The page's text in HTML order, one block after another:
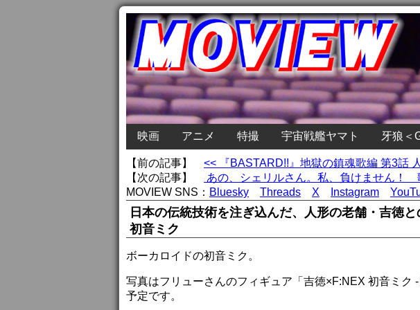
映画 アニメ 特撮 宇宙戦艦ヤマト 牙狼＜
【前の記事】 << 『BASTARD!!』地獄の鎮魂歌編 第3話
【次の記事】
あの、シェリルさん。私、負けません
MOVIEW SNS： Bluesky Threads X Instagram
日本の伝統技術を注ぎ込んだ、人形の老舗・吉徳
初音ミク
ボーカロイドの初音ミク。
写真はフリューさんのフィギュア「吉徳×F:NEX 初音ミク
予定です。